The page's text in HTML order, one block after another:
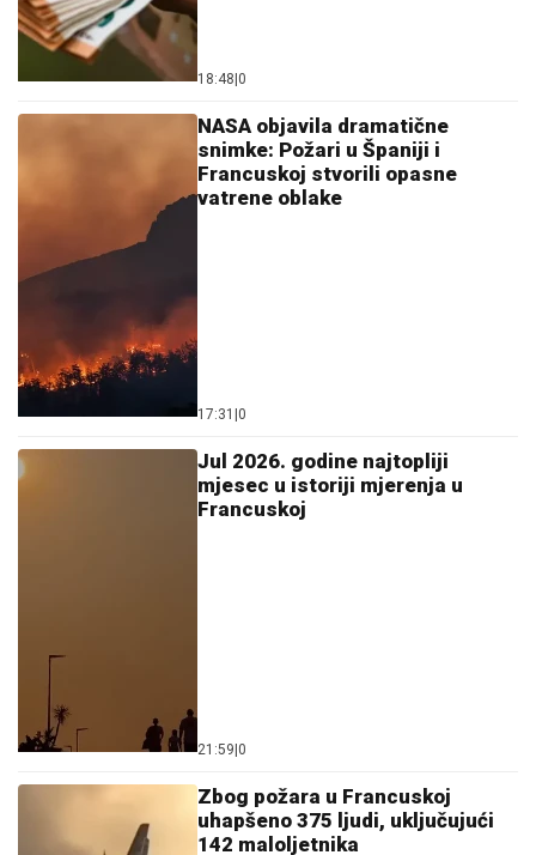
18:48 0
NASA objavila dramatične
snimke: Požari u Španiji i
Francuskoj stvorili opasne
vatrene oblake
17:31 0
Јul 2026. godine najtopliji
mjesec u istoriji mjerenja u
Francuskoj
21:59 0
Zbog požara u Francuskoj
uhapšeno 375 ljudi, uključujući
142 maloljetnika